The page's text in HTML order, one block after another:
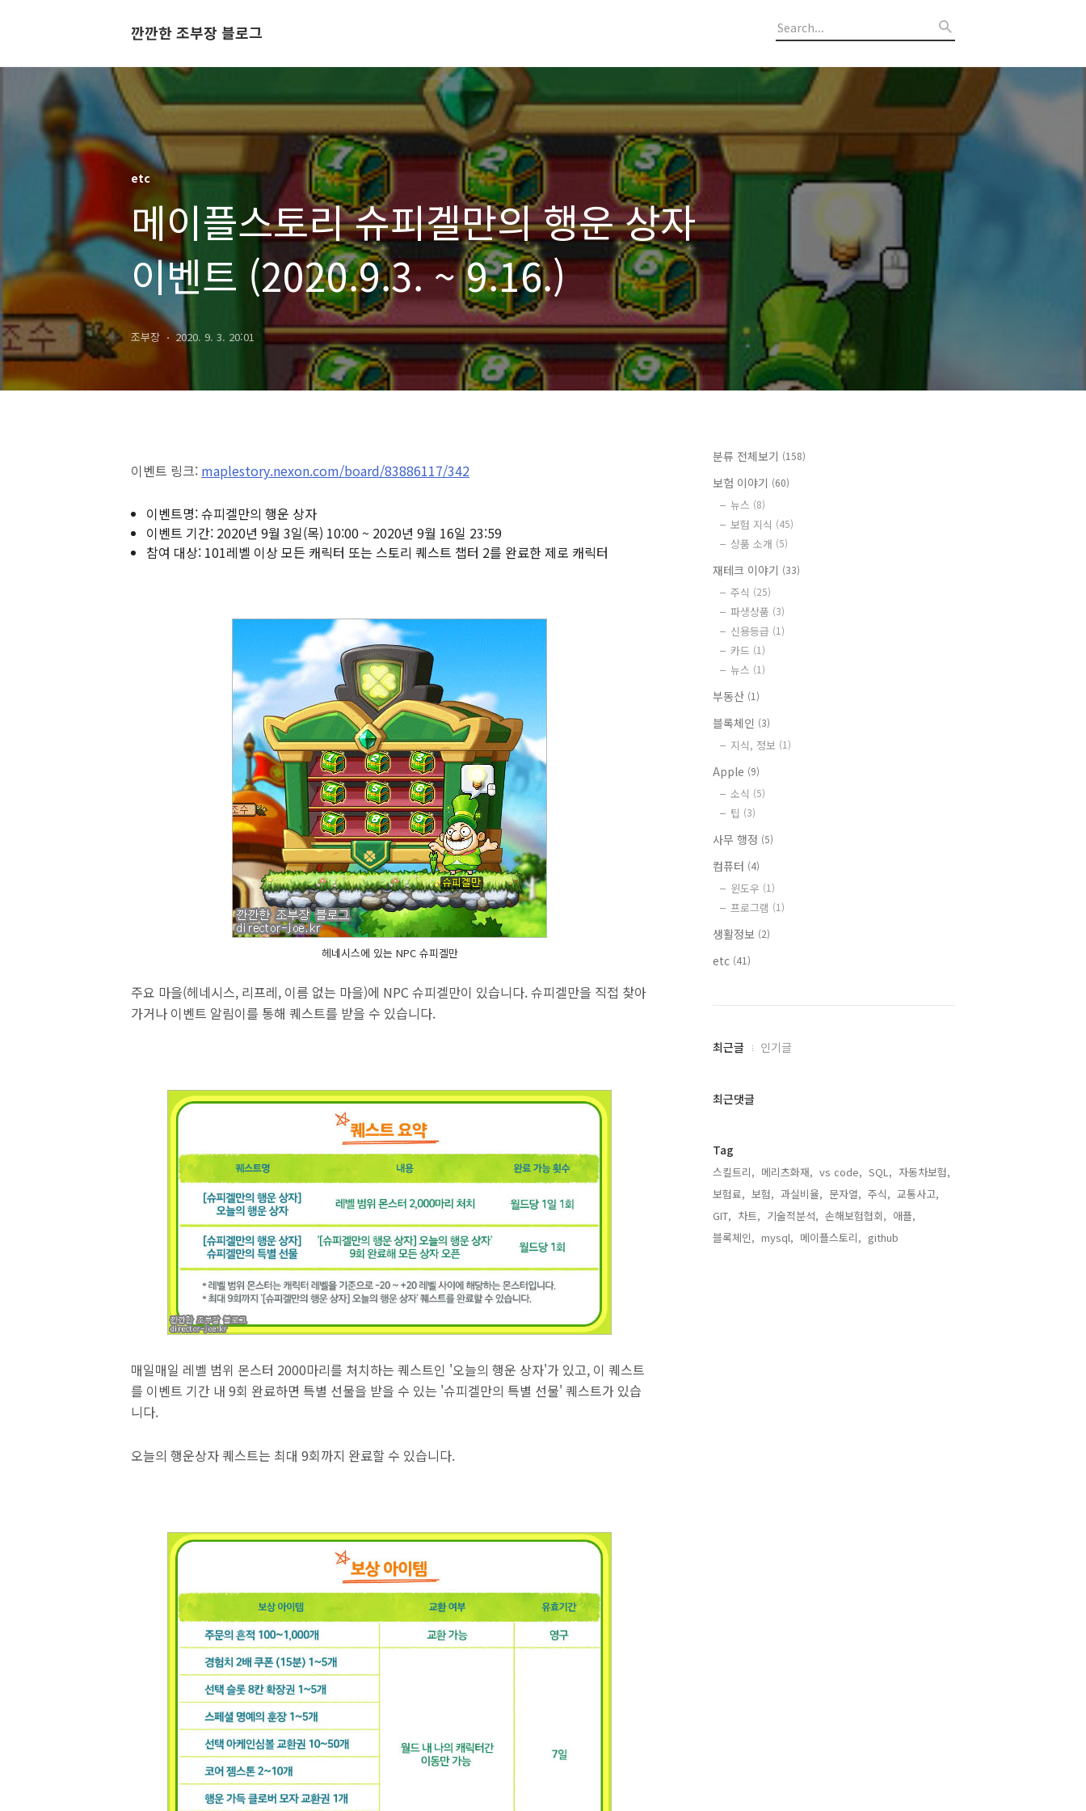
깐깐한 조부장 블로그
etc
메이플스토리 슈피겔만의 행운 상자
이벤트 (2020.9.3. ~ 9.16.)
조부장 2020. 9. 3. 20:01
이벤트 링크: maplestory.nexon.com/board/83886117/342
이벤트명: 슈피겔만의 행운 상자
이벤트 기간: 2020년 9월 3일(목) 10:00 ~ 2020년 9월 16일 23:59
참여 대상: 101레벨 이상 모든 캐릭터 또는 스토리 퀘스트 챕터 2를 완료한 제로 캐릭터
헤네시스에 있는 NPC 슈피겔만
주요 마을(헤네시스, 리프레, 이름 없는 마을)에 NPC 슈피겔만이 있습니다. 슈피겔만을 직접 찾아
가거나 이벤트 알림이를 통해 퀘스트를 받을 수 있습니다.
매일매일 레벨 범위 몬스터 2000마리를 처치하는 퀘스트인 '오늘의 행운 상자'가 있고, 이 퀘스트
를 이벤트 기간 내 9회 완료하면 특별 선물을 받을 수 있는 '슈피겔만의 특별 선물' 퀘스트가 있습
니다.
오늘의 행운상자 퀘스트는 최대 9회까지 완료할 수 있습니다.
분류 전체보기 (158)
보험 이야기 (60)
뉴스 (8)
보험 지식 (45)
상품 소개 (5)
재테크 이야기 (33)
주식 (25)
파생상품 (3)
신용등급 (1)
카드 (1)
뉴스 (1)
부동산 (1)
블록체인 (3)
지식, 정보 (1)
Apple (9)
소식 (5)
팁 (3)
사무 행정 (5)
컴퓨터 (4)
윈도우 (1)
프로그램 (1)
생활정보 (2)
etc (41)
최
과
글
최근글 인기글
최근댓글
Tag
스킬트리, 메리츠화재, vs code, SQL, 자동차보험,
보험료, 보험, 과실비율, 문자열, 주식, 교통사고,
GIT, 차트, 기술적분석, 손해보험협회, 애플,
블록체인, mysql, 메이플스토리, github,